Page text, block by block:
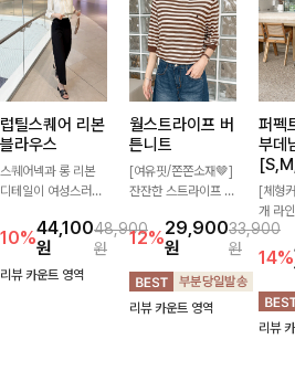
럽틸스퀘어 리본
블라우스
스퀘어넥과 롱 리본
디테일이 여성스러운
는 블라우스입니다.
자연스럽게 잡힌 셔링
과 봉긋한 소매가 여
10%44,100
원
48,900
원
리뷰 카운트 영역
월스트라이프 버
튼니트
[여유핏/쫀쫀소재🤎]
잔잔한 스트라이프 패
더해져 캐주얼하면서
도 세련된 무드를 연
출해주는 니트- 가볍
고 부드러운 착용감으
로 단독은 물론 데일
12%29,900
원
33,900
원
리뷰 카운트 영역
퍼펙
부데
[체형
개 라
리 라인
슬림하
5부
부담 없
유로운
게 착
14%
리뷰